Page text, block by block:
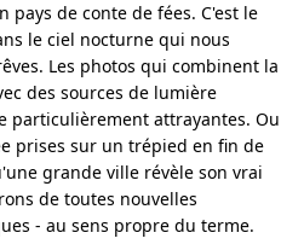
de conte de fées. C'est le
le ciel nocturne qui nous
Les photos qui combinent la
des sources de lumière
particulièrement attrayantes. Ou
prises sur un trépied en fin de
grande ville révèle son vrai
de toutes nouvelles
- au sens propre du terme.